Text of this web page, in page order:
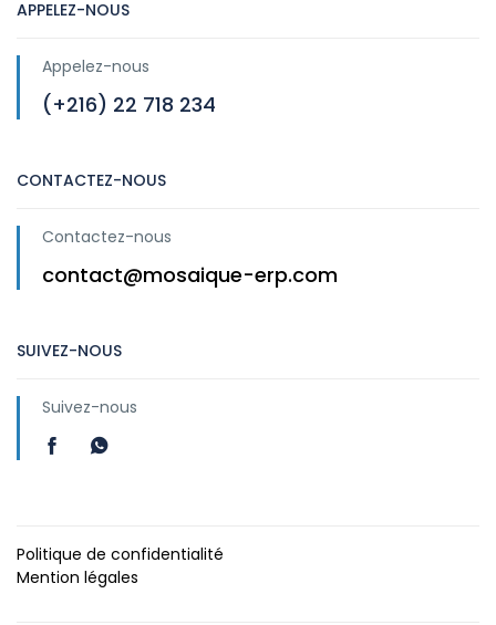
APPELEZ-NOUS
Appelez-nous
(+216) 22 718 234
CONTACTEZ-NOUS
Contactez-nous
contact@mosaique-erp.com
SUIVEZ-NOUS
Suivez-nous
Politique de confidentialité
Mention légales